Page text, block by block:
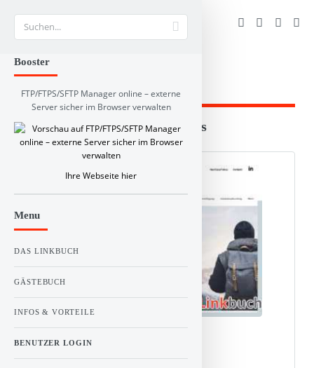
Branchen und RSS-Verzeichnis
Web Info Schlagworte Kommentare
0
Booster
FTP/FTPS/SFTP Manager online – externe
Server sicher im Browser verwalten
Ihre Webseite hier
Menu
DAS LINKBUCH
GÄSTEBUCH
INFOS & VORTEILE
BENUTZER LOGIN